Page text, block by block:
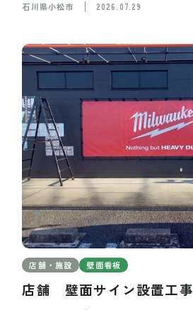
石川県小松市 2026.07.29
店舗・施設 壁面看板
店舗 壁面サイン設置工事